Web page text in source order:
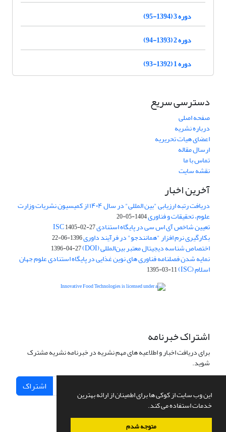
این وب سایت از کوکی ها برای اطمینان از ارائه بهترین
خدمات استفاده می کند.
متوجه شدم
دوره 3 (1394-95)
دوره 2 (1393-94)
دوره 1 (1392-93)
دسترسی سریع
صفحه اصلی
درباره نشریه
اعضای هیات تحریریه
ارسال مقاله
تماس با ما
نقشه سایت
آخرین اخبار
دریافت رتبه ارزیابی "بین المللی" در سال ۱۴۰۴ از کمیسیون نشریات وزارت
علوم، تحقیقات و فناوری1404-05-20
تعیین شاخص آی اس سی در پایگاه استنادی ISC1405-02-27
بکارگیری نرم افزار "همانندجو" در فرآیند داوری1396-06-22
اختصاص شناسه دیجیتال معتبر بین‌المللی (DOI) 1396-04-27
نمایه شدن فصلنامه فناوری های نوین غذایی در پایگاه استنادی علوم جهان
اسلام (ISC) 1395-03-11
اشتراک خبرنامه
برای دریافت اخبار و اطلاعیه های مهم نشریه در خبرنامه نشریه مشترک
شوید.
اشتراک